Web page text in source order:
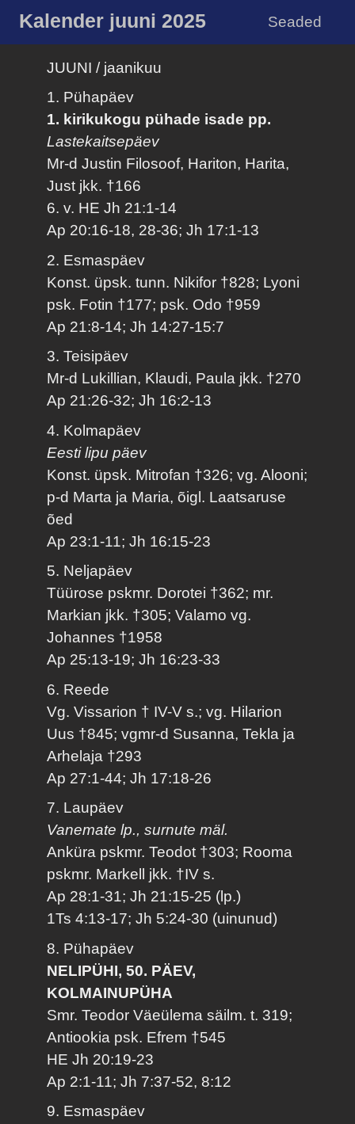
Kalender juuni 2025 Seaded
JUUNI / jaanikuu
1. Pühapäev
1. kirikukogu pühade isade pp.
Lastekaitsepäev
Mr-d Justin Filosoof, Hariton, Harita,
Just jkk. †166
6. v. HE Jh 21:1-14
Ap 20:16-18, 28-36; Jh 17:1-13
2. Esmaspäev
Konst. üpsk. tunn. Nikifor †828; Lyoni
psk. Fotin †177; psk. Odo †959
Ap 21:8-14; Jh 14:27-15:7
3. Teisipäev
Mr-d Lukillian, Klaudi, Paula jkk. †270
Ap 21:26-32; Jh 16:2-13
4. Kolmapäev
Eesti lipu päev
Konst. üpsk. Mitrofan †326; vg. Alooni;
p-d Marta ja Maria, õigl. Laatsaruse
õed
Ap 23:1-11; Jh 16:15-23
5. Neljapäev
Tüürose pskmr. Dorotei †362; mr.
Markian jkk. †305; Valamo vg.
Johannes †1958
Ap 25:13-19; Jh 16:23-33
6. Reede
Vg. Vissarion † IV-V s.; vg. Hilarion
Uus †845; vgmr-d Susanna, Tekla ja
Arhelaja †293
Ap 27:1-44; Jh 17:18-26
7. Laupäev
Vanemate lp., surnute mäl.
Anküra pskmr. Teodot †303; Rooma
pskmr. Markell jkk. †IV s.
Ap 28:1-31; Jh 21:15-25 (lp.)
1Ts 4:13-17; Jh 5:24-30 (uinunud)
8. Pühapäev
NELIPÜHI, 50. PÄEV,
KOLMAINUPÜHA
Smr. Teodor Väeülema säilm. t. 319;
Antiookia psk. Efrem †545
HE Jh 20:19-23
Ap 2:1-11; Jh 7:37-52, 8:12
9. Esmaspäev